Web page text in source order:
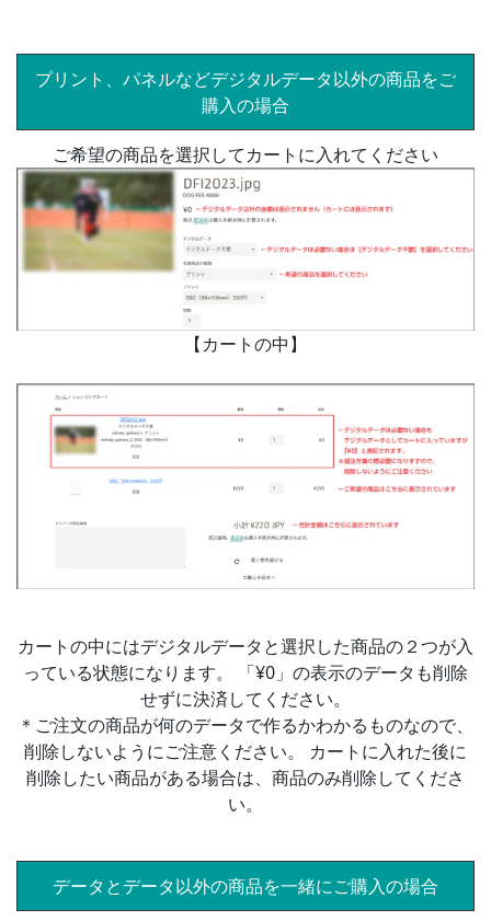
プリント、パネルなどデジタルデータ以外の商品をご
購入の場合
ご希望の商品を選択してカートに入れてください
【カートの中】
カートの中にはデジタルデータと選択した商品の２つが入
っている状態になります。 「¥0」の表示のデータも削除
せずに決済してください。
＊ご注文の商品が何のデータで作るかわかるものなので、
削除しないようにご注意ください。 カートに入れた後に
削除したい商品がある場合は、商品のみ削除してくださ
い。
データとデータ以外の商品を一緒にご購入の場合